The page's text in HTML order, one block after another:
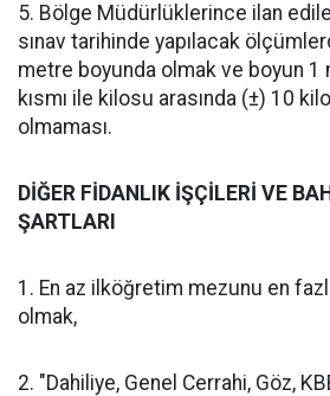
5. Bölge Müdürlüklerince ilan
sınav tarihinde yapılacak
metre boyunda olmak ve boyun 1
kısmı ile kilosu arasında (±) 10
olmaması.
DİĞER FİDANLIK İŞÇİLERİ VE
ŞARTLARI
1. En az ilköğretim mezunu en
olmak,
2. "Dahiliye, Genel Cerrahi, Göz,